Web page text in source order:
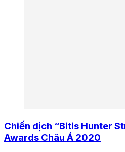
Chiến dịch “Bitis Hunter
Awards Châu Á 2020